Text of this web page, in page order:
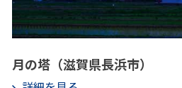
月の塔（滋賀県長浜市）